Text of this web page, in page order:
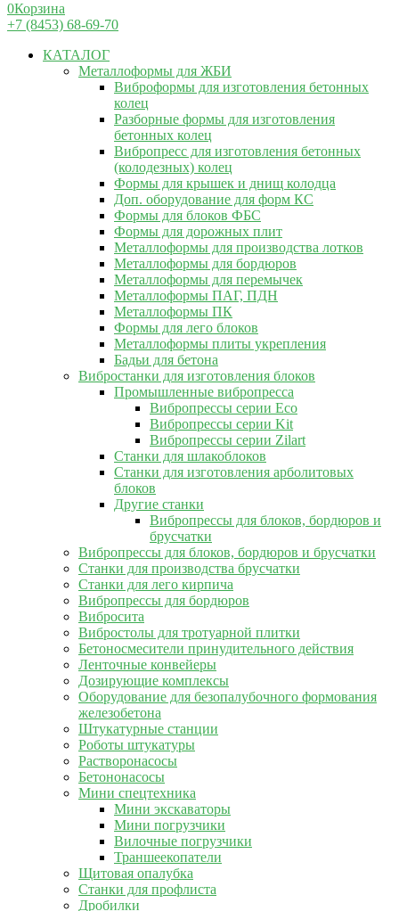
0Корзина
+7 (8453) 68-69-70
КАТАЛОГ
Металлоформы для ЖБИ
Виброформы для изготовления бетонных
колец
Разборные формы для изготовления
бетонных колец
Вибропресс для изготовления бетонных
(колодезных) колец
Формы для крышек и днищ колодца
Доп. оборудование для форм КС
Формы для блоков ФБС
Формы для дорожных плит
Металлоформы для производства лотков
Металлоформы для бордюров
Металлоформы для перемычек
Металлоформы ПАГ, ПДН
Металлоформы ПК
Формы для лего блоков
Металлоформы плиты укрепления
Бадьи для бетона
Вибростанки для изготовления блоков
Промышленные вибропресса
Вибропрессы серии Eco
Вибропрессы серии Kit
Вибропрессы серии Zilart
Станки для шлакоблоков
Станки для изготовления арболитовых
блоков
Другие станки
Вибропрессы для блоков, бордюров и
брусчатки
Вибропрессы для блоков, бордюров и брусчатки
Станки для производства брусчатки
Станки для лего кирпича
Вибропрессы для бордюров
Вибросита
Вибростолы для тротуарной плитки
Бетоносмесители принудительного действия
Ленточные конвейеры
Дозирующие комплексы
Оборудование для безопалубочного формования
железобетона
Штукатурные станции
Роботы штукатуры
Растворонасосы
Бетононасосы
Мини спецтехника
Мини экскаваторы
Мини погрузчики
Вилочные погрузчики
Траншеекопатели
Щитовая опалубка
Станки для профлиста
Дробилки